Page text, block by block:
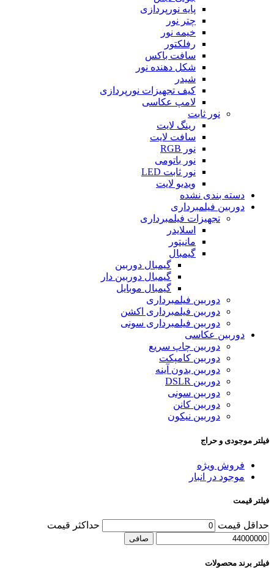
پایه نورپردازی
چتر نور
خیمه نور
رفلکتور
سافت باکس
شکل دهنده نور
شیدر
کیف تجهیزات نورپردازی
لامپ عکاسی
نور ثابت
رینگ لایت
سافت لایت
نور RGB
نور باتومی
نور ثابت LED
ویدیو لایت
دسته بندی نشده
دوربین فیلمبرداری
تجهیزات فیلمبرداری
اسلایدر
مانیتور
گیمبال
گیمبال دوربین
گیمبال دوربین دار
گیمبال موبایل
دوربین فیلمبرداری
دوربین فیلمبرداری اکشن
دوربین فیلمبرداری سونی
دوربین عکاسی
دوربین چاپ سریع
دوربین کامپکت
دوربین بدون آینه
دوربین DSLR
دوربین سونی
دوربین کانن
دوربین نیکون
فیلتر موجودی و حراج
فروش ویژه
موجود در انبار
فیلتر قیمت
حداقل قیمت حداكثر قيمت
صافی
فیلتر برند محصولات